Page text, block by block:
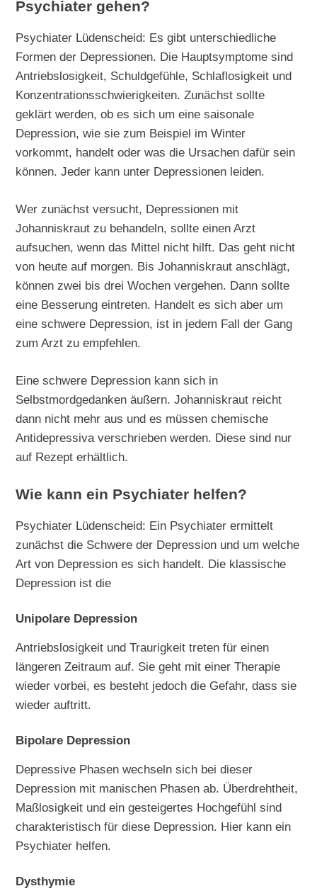
Psychiater gehen?
Psychiater Lüdenscheid: Es gibt unterschiedliche
Formen der Depressionen. Die Hauptsymptome sind
Antriebslosigkeit, Schuldgefühle, Schlaflosigkeit und
Konzentrationsschwierigkeiten. Zunächst sollte
geklärt werden, ob es sich um eine saisonale
Depression, wie sie zum Beispiel im Winter
vorkommt, handelt oder was die Ursachen dafür sein
können. Jeder kann unter Depressionen leiden.
Wer zunächst versucht, Depressionen mit
Johanniskraut zu behandeln, sollte einen Arzt
aufsuchen, wenn das Mittel nicht hilft. Das geht nicht
von heute auf morgen. Bis Johanniskraut anschlägt,
können zwei bis drei Wochen vergehen. Dann sollte
eine Besserung eintreten. Handelt es sich aber um
eine schwere Depression, ist in jedem Fall der Gang
zum Arzt zu empfehlen.
Eine schwere Depression kann sich in
Selbstmordgedanken äußern. Johanniskraut reicht
dann nicht mehr aus und es müssen chemische
Antidepressiva verschrieben werden. Diese sind nur
auf Rezept erhältlich.
Wie kann ein Psychiater helfen?
Psychiater Lüdenscheid: Ein Psychiater ermittelt
zunächst die Schwere der Depression und um welche
Art von Depression es sich handelt. Die klassische
Depression ist die
Unipolare Depression
Antriebslosigkeit und Traurigkeit treten für einen
längeren Zeitraum auf. Sie geht mit einer Therapie
wieder vorbei, es besteht jedoch die Gefahr, dass sie
wieder auftritt.
Bipolare Depression
Depressive Phasen wechseln sich bei dieser
Depression mit manischen Phasen ab. Überdrehtheit,
Maßlosigkeit und ein gesteigertes Hochgefühl sind
charakteristisch für diese Depression. Hier kann ein
Psychiater helfen.
Dysthymie